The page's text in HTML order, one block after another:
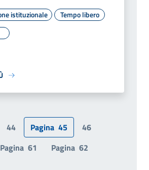
istituzionale
Tempo libero
44 Pagina 45
46
Pagina 61 Pagina 62